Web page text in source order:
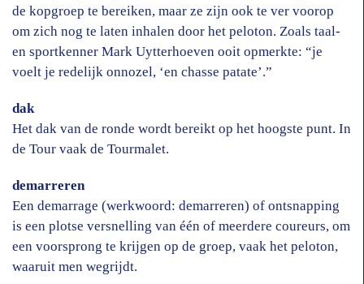
de kopgroep te bereiken, maar ze zijn ook te ver voorop
om zich nog te laten inhalen door het peloton. Zoals taal-
en sportkenner Mark Uytterhoeven ooit opmerkte: “je
voelt je redelijk onnozel, ‘en chasse patate’.”
dak
Het dak van de ronde wordt bereikt op het hoogste punt. In
de Tour vaak de Tourmalet.
demarreren
Een demarrage (werkwoord: demarreren) of ontsnapping
is een plotse versnelling van één of meerdere coureurs, om
een voorsprong te krijgen op de groep, vaak het peloton,
waaruit men wegrijdt.